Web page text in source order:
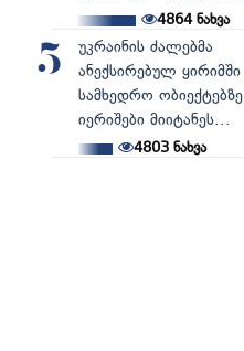
4864ნახვა
5
უკრაინის ძალებმა
ანექსირებულ
სამხედრო ობიექტებზე
იერიშები მიიტანეს...
4803 ნახვა